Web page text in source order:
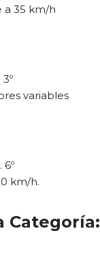
a 35 km/h
variables
6º
km/h.
Categoría: